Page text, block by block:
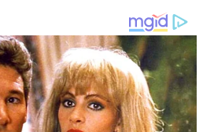
Gengsheng) จากสมาคมวิจัย
ซิง (Hu Hansheng) ผู้เชี่ยวชาญ
ประจำสุสานราชวงศ์หมิง ได้ร่วม
เปลี่ยนทัศนะเกี่ยวกับความเป็นไปได้
พัฒนาโครงการธีมพาร์ควัฒนธรรม